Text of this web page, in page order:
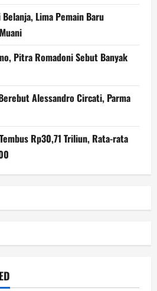
Lima Pemain Baru
Pitra Romadoni Sebut Banyak
Alessandro Circati, Parma
Rp30,71 Triliun, Rata-rata